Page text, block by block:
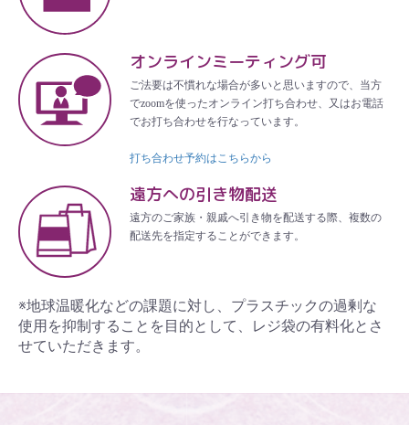
オンラインミーティング可
ご法要は不慣れな場合が多いと思いますので、当方
でzoomを使ったオンライン打ち合わせ、又はお電話
でお打ち合わせを行なっています。
打ち合わせ予約はこちらから
遠方への引き物配送
遠方のご家族・親戚へ引き物を配送する際、複数の
配送先を指定することができます。
※地球温暖化などの課題に対し、プラスチックの過剰な
使用を抑制することを目的として、レジ袋の有料化とさ
せていただきます。